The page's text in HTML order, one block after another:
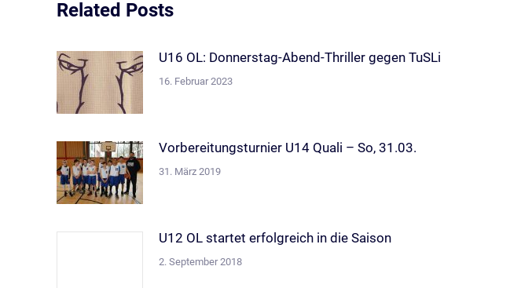
Related Posts
U16 OL: Donnerstag-Abend-Thriller gegen TuSLi
16. Februar 2023
Vorbereitungsturnier U14 Quali – So, 31.03.
31. März 2019
U12 OL startet erfolgreich in die Saison
2. September 2018